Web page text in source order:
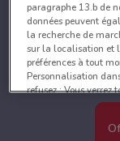
paragraphe 13.b de
données peuvent
la recherche de
sur la localisation et
préférences à tout
Personnalisation
refusez : Vous
sujets généraux et
d’intérêt. Vous
Menu >